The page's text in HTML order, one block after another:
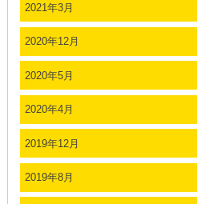
2021年3月
2020年12月
2020年5月
2020年4月
2019年12月
2019年8月